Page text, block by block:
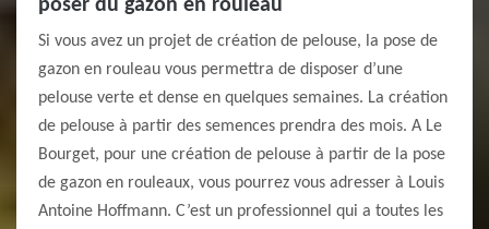
poser du gazon en rouleau
Si vous avez un projet de création de pelouse, la pose de
gazon en rouleau vous permettra de disposer d’une
pelouse verte et dense en quelques semaines. La création
de pelouse à partir des semences prendra des mois. A Le
Bourget, pour une création de pelouse à partir de la pose
de gazon en rouleaux, vous pourrez vous adresser à Louis
Antoine Hoffmann. C’est un professionnel qui a toutes les